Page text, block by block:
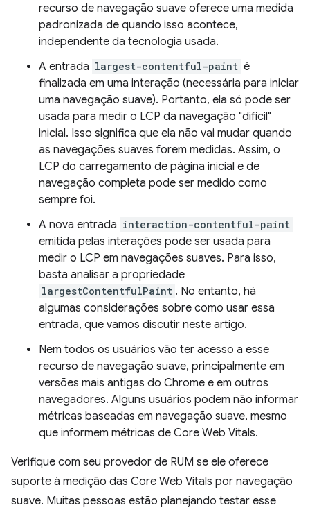
recurso de navegação suave oferece uma medida
padronizada de quando isso acontece,
independente da tecnologia usada.
A entrada largest-contentful-paint é
finalizada em uma interação (necessária para iniciar
uma navegação suave). Portanto, ela só pode ser
usada para medir o LCP da navegação "difícil"
inicial. Isso significa que ela não vai mudar quando
as navegações suaves forem medidas. Assim, o
LCP do carregamento de página inicial e de
navegação completa pode ser medido como
sempre foi.
A nova entrada interaction-contentful-paint
emitida pelas interações pode ser usada para
medir o LCP em navegações suaves. Para isso,
basta analisar a propriedade
largestContentfulPaint . No entanto, há
algumas considerações sobre como usar essa
entrada, que vamos discutir neste artigo.
Nem todos os usuários vão ter acesso a esse
recurso de navegação suave, principalmente em
versões mais antigas do Chrome e em outros
navegadores. Alguns usuários podem não informar
métricas baseadas em navegação suave, mesmo
que informem métricas de Core Web Vitals.
Verifique com seu provedor de RUM se ele oferece
suporte à medição das Core Web Vitals por navegação
suave. Muitas pessoas estão planejando testar esse